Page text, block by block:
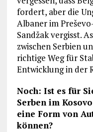
fordert, aber die
Albaner im
Sandžak vergisst.
zwischen Serbien
richtige Weg für
Entwicklung in der
Noch: Ist es für
Serben im
eine Form von
können?